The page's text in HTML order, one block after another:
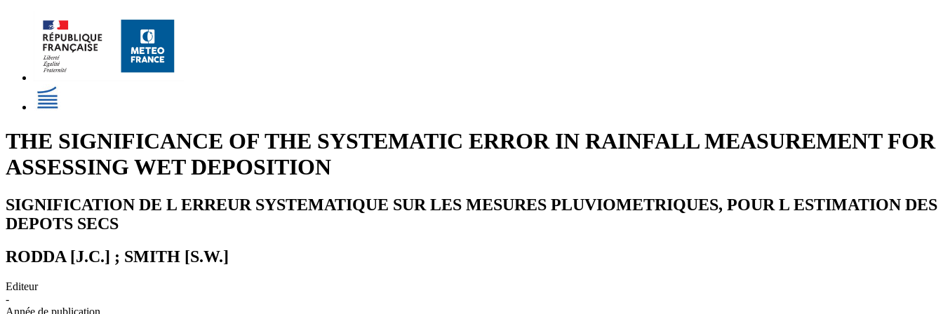
THE SIGNIFICANCE OF THE SYSTEMATIC ERROR IN RAINFALL MEASUREMENT FOR
ASSESSING WET DEPOSITION
SIGNIFICATION DE L ERREUR SYSTEMATIQUE SUR LES MESURES PLUVIOMETRIQUES, POUR L ESTIMATION DES
DEPOTS SECS
RODDA [J.C.] ; SMITH [S.W.]
Editeur
-
Année de publication